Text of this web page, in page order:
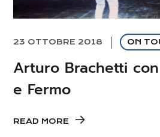
23 OTTOBRE 2018 ON
Arturo Brachetti
e Fermo
READ MORE